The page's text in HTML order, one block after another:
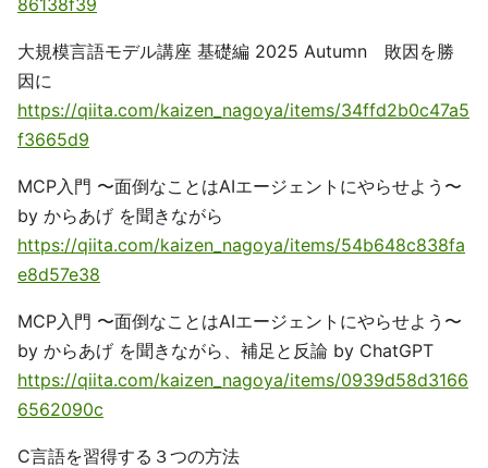
86138f39
大規模言語モデル講座 基礎編 2025 Autumn 敗因を勝
因に
https://qiita.com/kaizen_nagoya/items/34ffd2b0c47a5
f3665d9
MCP入門 〜面倒なことはAIエージェントにやらせよう〜
by からあげ を聞きながら
https://qiita.com/kaizen_nagoya/items/54b648c838fa
e8d57e38
MCP入門 〜面倒なことはAIエージェントにやらせよう〜
by からあげ を聞きながら、補足と反論 by ChatGPT
https://qiita.com/kaizen_nagoya/items/0939d58d3166
6562090c
C言語を習得する３つの方法